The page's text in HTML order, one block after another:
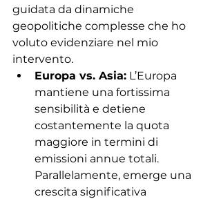
guidata da dinamiche
geopolitiche complesse che ho
voluto evidenziare nel mio
intervento.
Europa vs. Asia: L’Europa
mantiene una fortissima
sensibilità e detiene
costantemente la quota
maggiore in termini di
emissioni annue totali.
Parallelamente, emerge una
crescita significativa